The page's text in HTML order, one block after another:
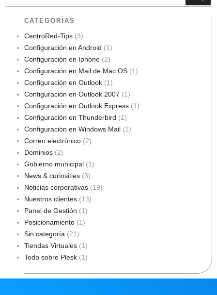
CATEGORÍAS
CentroRed-Tips (3)
Configuración en Android (1)
Configuración en Iphone (2)
Configuración en Mail de Mac OS (1)
Configuración en Outlook (1)
Configuración en Outlook 2007 (1)
Configuración en Outlook Express (1)
Configuración en Thunderbird (1)
Configuración en Windows Mail (1)
Correo electrónico (2)
Dominios (2)
Gobierno municipal (1)
News & curiosities (3)
Noticias corporativas (19)
Nuestros clientes (13)
Panel de Gestión (1)
Posicionamiento (1)
Sin categoría (21)
Tiendas Virtuales (1)
Todo sobre Plesk (1)